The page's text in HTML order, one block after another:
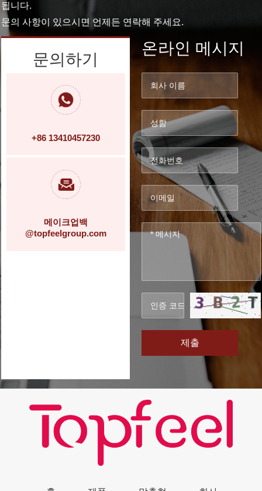
됩니다.
문의 사항이 있으시면 언제든 연락해 주세요.
문의하기
+86 13410457230
메이크업백
@topfeelgroup.com
온라인 메시지
제출